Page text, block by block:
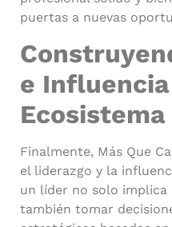
puertas a nuevas
e
Finalmente, Más Que
el liderazgo y la
un líder no solo implica
también tomar